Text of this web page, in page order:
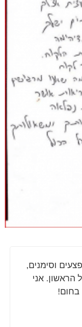
וסימנים,
הראשון. אני
בחום!